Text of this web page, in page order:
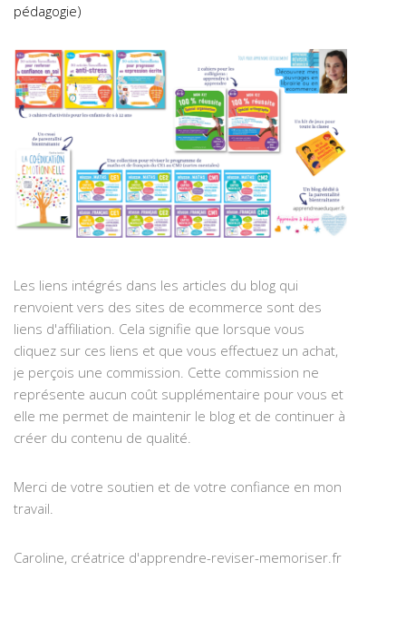
pédagogie)
Les liens intégrés dans les articles du blog qui
renvoient vers des sites de ecommerce sont des
liens d'affiliation. Cela signifie que lorsque vous
cliquez sur ces liens et que vous effectuez un achat,
je perçois une commission. Cette commission ne
représente aucun coût supplémentaire pour vous et
elle me permet de maintenir le blog et de continuer à
créer du contenu de qualité.
Merci de votre soutien et de votre confiance en mon
travail.
Caroline, créatrice d'apprendre-reviser-memoriser.fr